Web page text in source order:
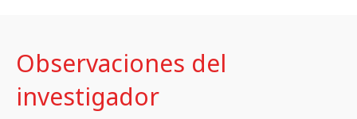
Observaciones del
investigador